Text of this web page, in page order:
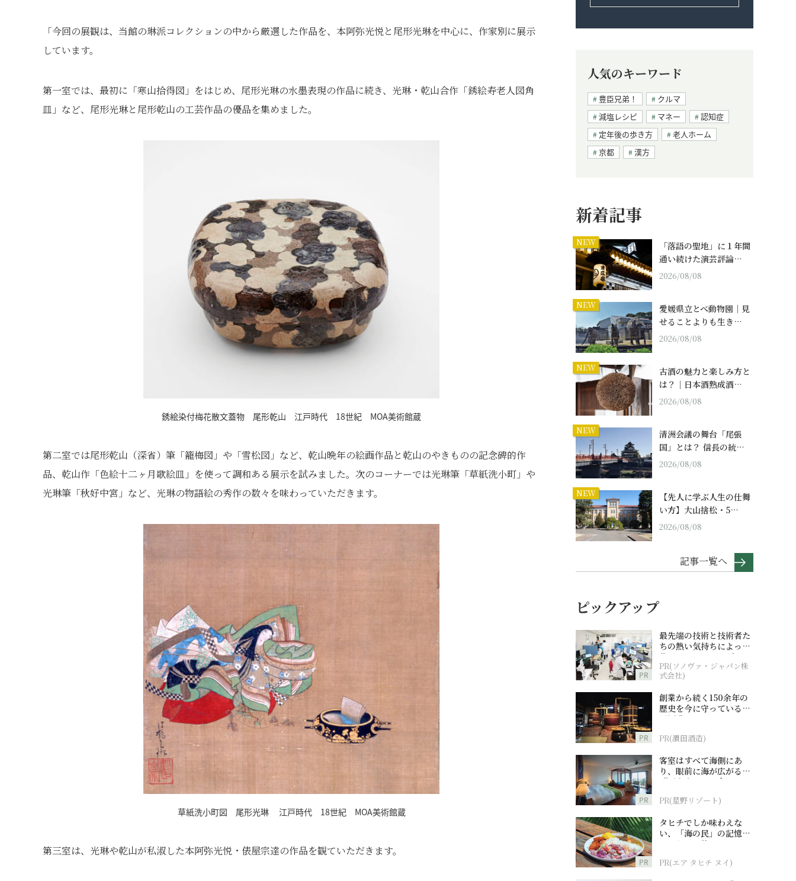
「今回の展観は、当館の琳派コレクションの中から厳選した作品を、本阿弥光悦と尾形光琳を中心に、作家別に展示
しています。
第一室では、最初に「寒山拾得図」をはじめ、尾形光琳の水墨表現の作品に続き、光琳・乾山合作「銹絵寿老人図角
皿」など、尾形光琳と尾形乾山の工芸作品の優品を集めました。
銹絵染付梅花散文蓋物 尾形乾山 江戸時代 18世紀 MOA美術館蔵
第二室では尾形乾山（深省）筆「籠梅図」や「雪松図」など、乾山晩年の絵画作品と乾山のやきものの記念碑的作
品、乾山作「色絵十二ヶ月歌絵皿」を使って調和ある展示を試みました。次のコーナーでは光琳筆「草紙洗小町」や
光琳筆「秋好中宮」など、光琳の物語絵の秀作の数々を味わっていただきます。
草紙洗小町図 尾形光琳 江戸時代 18世紀 MOA美術館蔵
第三室は、光琳や乾山が私淑した本阿弥光悦・俵屋宗達の作品を観ていただきます。
人気のキーワード
豊臣兄弟！
クルマ
減塩レシピ
マネー
認知症
定年後の歩き方
老人ホーム
京都
漢方
新着記事
NEW
「落語の聖地」に１年間
通い続けた演芸評論…
2026/08/08
NEW
愛媛県立とべ動物園｜見
せることよりも生き…
2026/08/08
NEW
古酒の魅力と楽しみ方と
は？｜日本酒熟成酒…
2026/08/08
NEW
清洲会議の舞台「尾張
国」とは？ 信長の統…
2026/08/08
NEW
【先人に学ぶ人生の仕舞
い方】大山捨松・5…
2026/08/08
記事一覧へ
ピックアップ
PR
最先端の技術と技術者た
ちの熱い気持ちによって
作られているオーダーメ
イド補聴器
PR(ソノヴァ・ジャパン株
式会社)
PR
創業から続く150余年の
歴史を今に守っている濵
田酒造
PR(濵田酒造)
PR
客室はすべて海側にあ
り、眼前に海が広がる
『西表島ホテル by 星野
PR(星野リゾート)
PR
タヒチでしか味わえな
い、「海の民」の記憶へ
とつながる旅
PR(エア タヒチ ヌイ)